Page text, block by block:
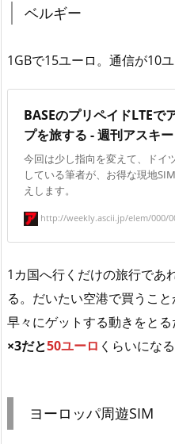
ベルギー
1GBで15ユーロ。通信が10
BASEのプリペイドLTEで
プを旅する - 週刊アスキー
今回は少し指向を変えて、ドイ
している筆者が、お得な現地
えします。
http://weekly.ascii.jp/elem/000/
1カ国へ行くだけの旅行であ
る。だいたい空港で買うこ
早々にゲットする動きをとる
×3だと50ユーロ くらいにな
ヨーロッパ周遊SIM